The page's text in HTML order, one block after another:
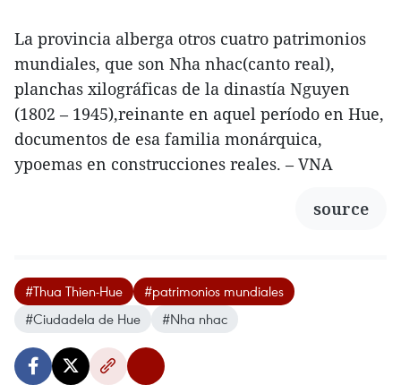
La provincia alberga otros cuatro patrimonios
mundiales, que son Nha nhac(canto real),
planchas xilográficas de la dinastía Nguyen
(1802 – 1945),reinante en aquel período en Hue,
documentos de esa familia monárquica,
ypoemas en construcciones reales. – VNA
source
#Thua Thien-Hue
#patrimonios mundiales
#Ciudadela de Hue
#Nha nhac